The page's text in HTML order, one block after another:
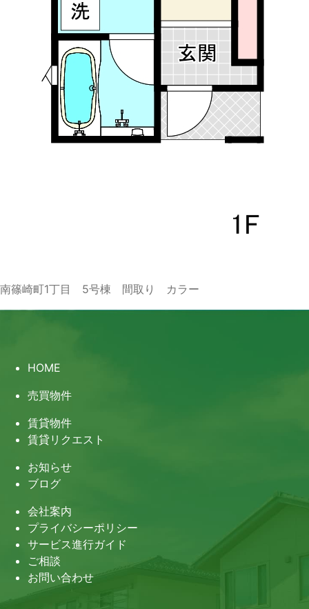
南篠崎町1丁目 5号棟 間取り カラー
HOME
売買物件
賃貸物件
賃貸リクエスト
お知らせ
ブログ
会社案内
プライバシーポリシー
サービス進行ガイド
ご相談
お問い合わせ